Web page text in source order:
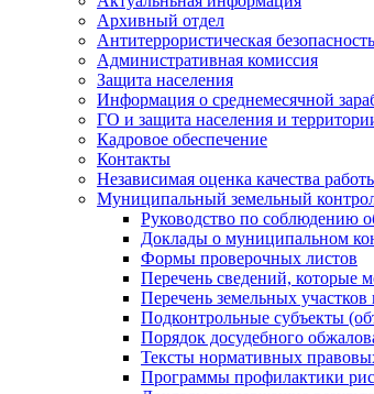
Архивный отдел
Антитеррористическая безопасность
Административная комиссия
Защита населения
Информация о среднемесячной
ГО и защита населения и
Кадровое обеспечение
Контакты
Независимая оценка качества
Муниципальный земельный
Руководство по соблюдению
Доклады о муниципальном
Формы проверочных листов
Перечень сведений, которые
Перечень земельных
Подконтрольные субъекты
Порядок досудебного
Тексты нормативных
Программы профилактики